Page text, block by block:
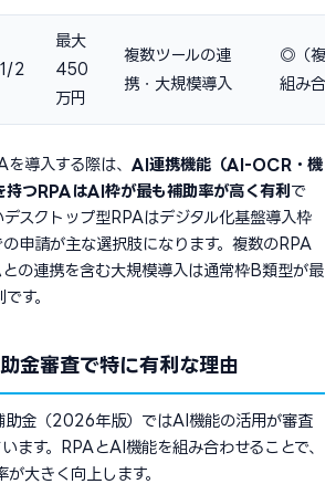
1/2
最大
450
万円
複数ツールの連
携・大規模導入
◎（複
組み合
導入する際は、 AI連携機能（AI-OCR・機
持つRPAはAI枠が最も補助率が高く有利 で
スクトップ型RPAはデジタル化基盤導入枠
申請が主な選択肢になります。複数のRPA
との連携を含む大規模導入は通常枠B類型が最
す。
金審査で特に有利な理由
助金（2026年版）ではAI機能の活用が審査
ます。RPAとAI機能を組み合わせることで、
大きく向上します。